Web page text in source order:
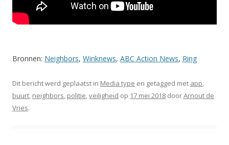
Bronnen: Neighbors, Winknews, ABC Action News, Ring
Dit bericht werd geplaatst in Media type en getagged met app,
buurt, neighbors, politie,veiligheid op 17 mei 2018 doorArnout de
Vries.